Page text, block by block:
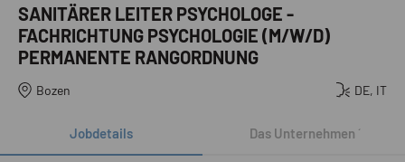
SANITÄRER LEITER PSYCHOLOGE -
FACHRICHTUNG PSYCHOLOGIE (M/W/D)
PERMANENTE RANGORDNUNG
Bozen DE, IT
Jobdetails Das Unternehmen